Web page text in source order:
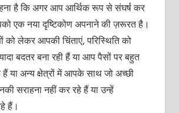
है कि अगर आप आर्थिक रूप से संघर्ष कर
एक नया दृष्टिकोण अपनाने की ज़रूरत है।
को लेकर आपकी चिंताएं, परिस्थिति को
बदतर बना रही हैं या आप पैसों पर बहुत
हैं या अन्‍य क्षेत्रों में आपके साथ जो अच्‍छी
सराहना नहीं कर रहे हैं या उन्‍हें
हैं।